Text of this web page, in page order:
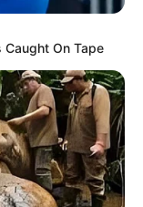
Caught On Tape